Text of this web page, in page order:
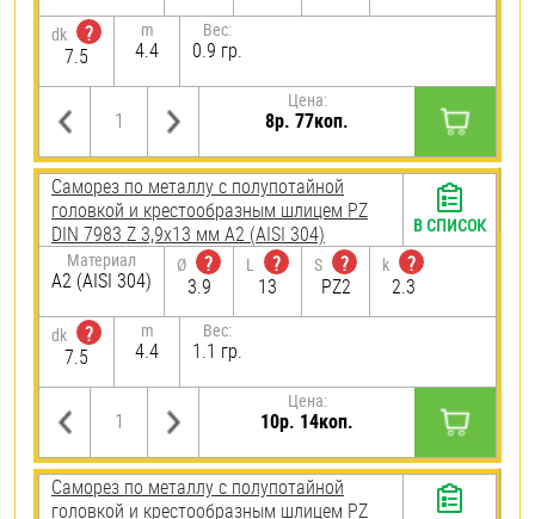
dk
?
7.5
m
4.4
Вес:
0.9 гр.
Цена:
8р. 77коп.
Саморез по металлу с полупотайной
головкой и крестообразным шлицем PZ
DIN 7983 Z 3,9х13 мм А2 (AISI 304)
Материал
А2 (AISI 304)
Ø
?
3.9
L
?
13
S
?
PZ2
k
?
2.3
dk
?
7.5
m
4.4
Вес:
1.1 гр.
Цена:
10р. 14коп.
В СПИСОК
Саморез по металлу с полупотайной
головкой и крестообразным шлицем PZ